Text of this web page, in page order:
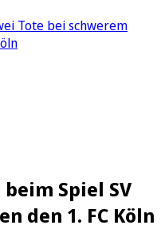
Tote bei schwerem
Spiel SV
den 1. FC Köln